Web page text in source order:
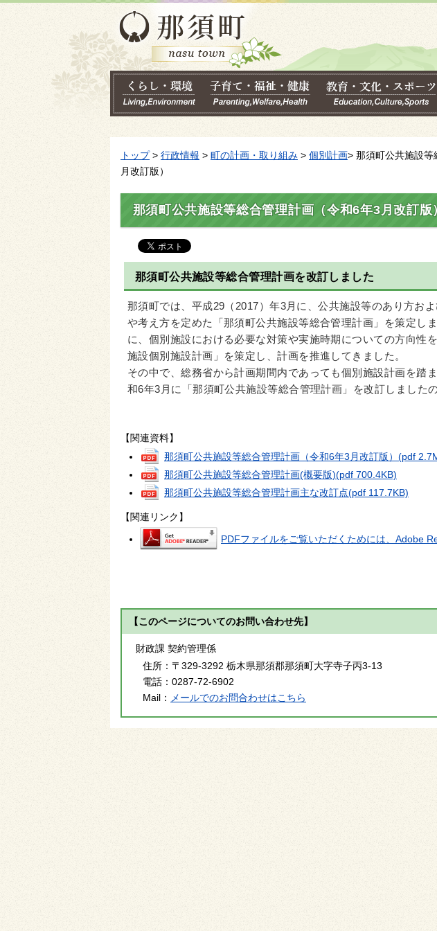
トップ> 行政情報 > 町の計画・取り組み > 個別計画> 那須町公共施設
月改訂版）
那須町公共施設等総合管理計画（令和6年3月改訂版
那須町公共施設等総合管理計画を改訂しました
那須町では、平成29（2017）年3月に、公共施設等のあり方お
や考え方を定めた「那須町公共施設等総合管理計画」を策定し
に、個別施設における必要な対策や実施時期についての方向性
施設個別施設計画」を策定し、計画を推進してきました。
その中で、総務省から計画期間内であっても個別施設計画を踏
和6年3月に「那須町公共施設等総合管理計画」を改訂しました
【関連資料】
那須町公共施設等総合管理計画（令和6年3月改訂版） (pdf
那須町公共施設等総合管理計画(概要版)(pdf 700.4KB)
那須町公共施設等総合管理計画主な改訂点(pdf 117.7KB)
【関連リンク】
PDFファイルをご覧いただくためには、Adobe
【このページについてのお問い合わせ先】
財政課 契約管理係
住所： 〒329-3292 栃木県那須郡那須町大字寺子丙3-13
電話： 0287-72-6902
Mail： メールでのお問合わせはこちら